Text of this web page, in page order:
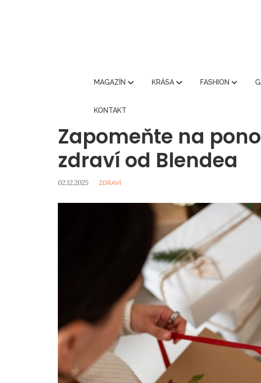
MAGAZÍN KRÁSA FASHION
KONTAKT
Zapomeňte na
zdraví od Blendea
02.12.2025 ZDRAVÍ